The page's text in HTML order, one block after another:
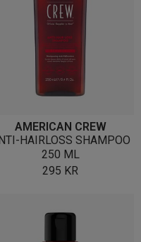
AMERICAN CREW
HAIRLOSS SHAMPOO
250 ML
295 KR